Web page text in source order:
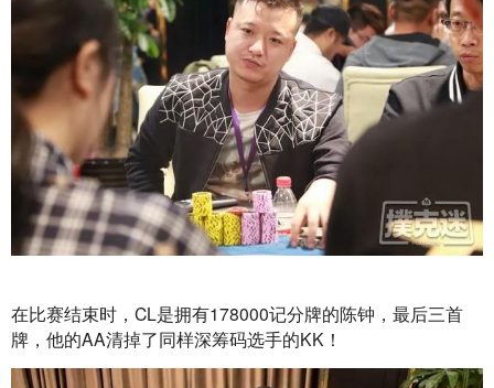
在比赛结束时，CL是拥有178000记分牌的陈钟，最后三首
牌，他的AA清掉了同样深筹码选手的KK！